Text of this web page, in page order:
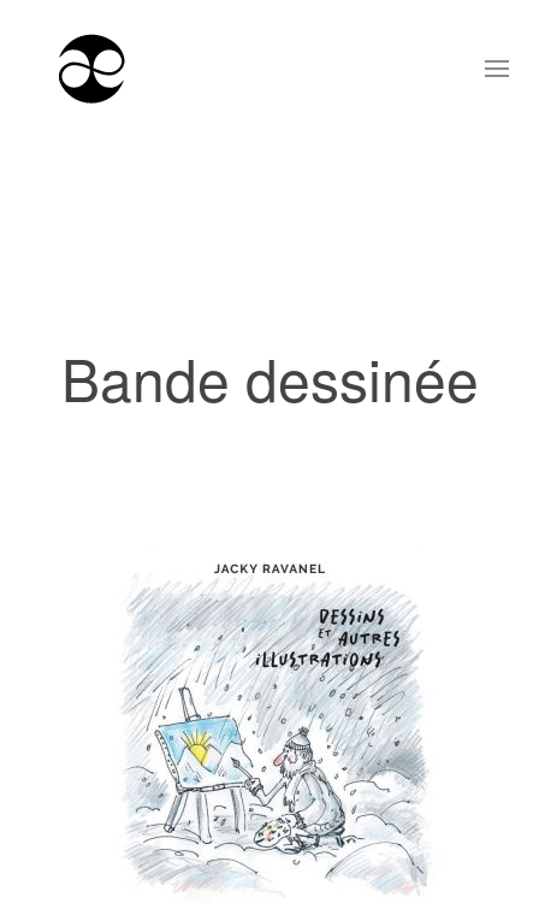
Bande dessinée